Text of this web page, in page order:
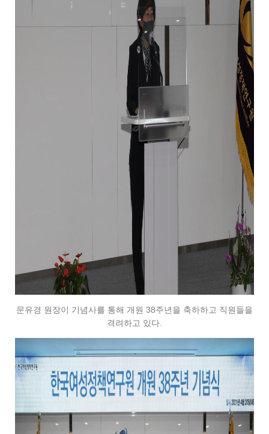
문유경 원장이 기념사를 통해 개원 38주년을 축하하고 직원들을
격려하고 있다.